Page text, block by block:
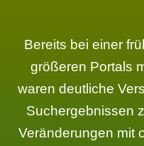
Bereits bei einer
größeren Portals
waren deutliche
Suchergebnissen
Veränderungen mit